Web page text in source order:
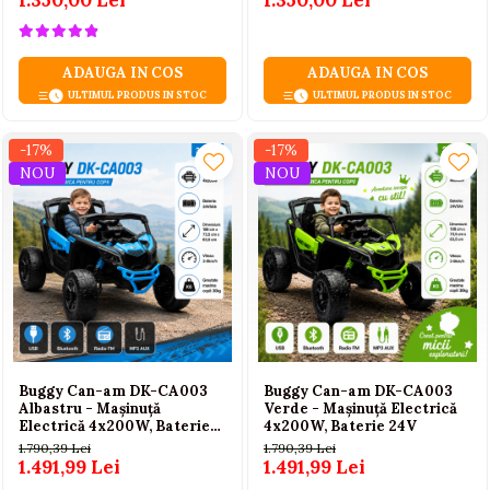
ADAUGA IN COS
ULTIMUL PRODUS IN STOC
LICENTA
ADAUGA IN COS
ULTIMUL PRODUS IN STOC
-17%
NOU
Buggy Can-am DK-CA003
Albastru - Mașinuță
Electrică 4x200W, Baterie
24V
1.790,39 Lei
1.491,99 Lei
-17%
NOU
Buggy Can-am DK-CA003
Verde - Mașinuță Electrică
4x200W, Baterie 24V
1.790,39 Lei
1.491,99 Lei